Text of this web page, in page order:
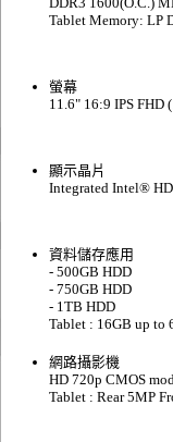
Tablet Memory: LP
螢幕
11.6" 16:9 IPS FHD
顯示晶片
Integrated Intel®
資料儲存應用
- 500GB HDD
- 750GB HDD
- 1TB HDD
Tablet : 16GB up to
網路攝影機
HD 720p CMOS
Tablet : Rear 5MP